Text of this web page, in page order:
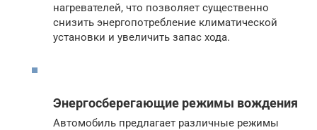
нагревателей, что позволяет существенно
снизить энергопотребление климатической
установки и увеличить запас хода.
Энергосберегающие режимы вождения
Автомобиль предлагает различные режимы